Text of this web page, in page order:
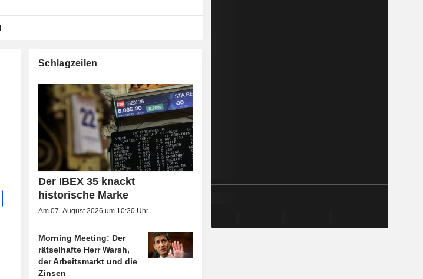
Schlagzeilen
Der IBEX 35 knackt
historische Marke
Am 07. August 2026 um 10:20 Uhr
Morning Meeting: Der
rätselhafte Herr Warsh,
der Arbeitsmarkt und die
Zinsen